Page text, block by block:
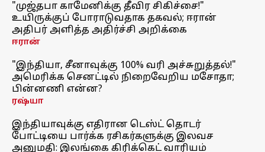
"முஜ்தபா காமேனிக்கு தீவிர சிகிச்சை!"
உயிருக்குப் போராடுவதாக தகவல்; ஈரான்
அதிபர் அளித்த அதிர்ச்சி அறிக்கை
ஈரான்
"இந்தியா, சீனாவுக்கு 100% வரி அச்சுறுத்தல்!"
அமெரிக்க செனட்டில் நிறைவேறிய மசோதா;
பின்னணி என்ன?
ரஷ்யா
இந்தியாவுக்கு எதிரான டெஸ்ட் தொடர்
போட்டியை பார்க்க ரசிகர்களுக்கு இலவச
அனுமதி: இலங்கை கிரிக்கெட் வாரியம்